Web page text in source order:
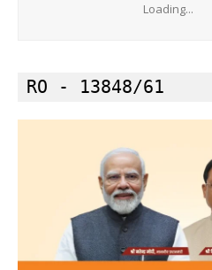
Loading...
RO - 13848/61